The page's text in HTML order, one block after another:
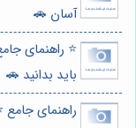
آسان 🚗
⭐️ راهنمای
باید بدانید 🚗
راهنمای